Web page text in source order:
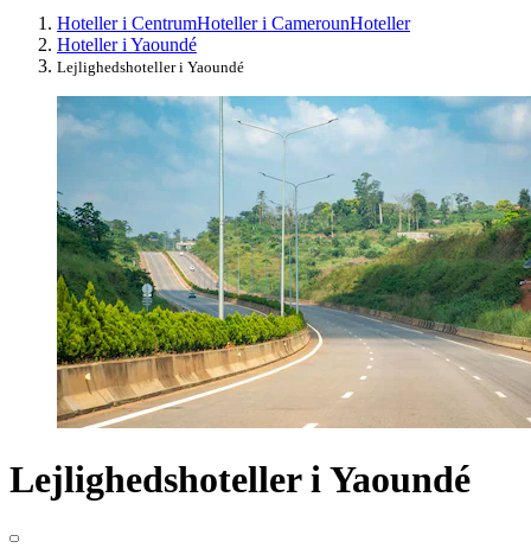
Hoteller i CentrumHoteller i CamerounHoteller
Hoteller i Yaoundé
Lejlighedshoteller i Yaoundé
Lejlighedshoteller i Yaoundé